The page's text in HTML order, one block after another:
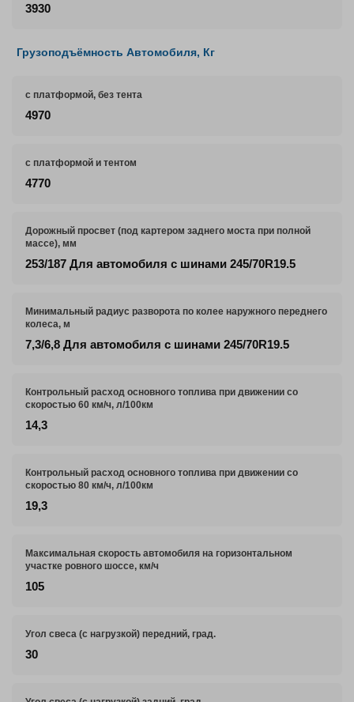
3930
Грузоподъёмность Автомобиля, Кг
с платформой, без тента
4970
с платформой и тентом
4770
Дорожный просвет (под картером заднего моста при полной
массе), мм
253/187 Для автомобиля с шинами 245/70R19.5
Минимальный радиус разворота по колее наружного переднего
колеса, м
7,3/6,8 Для автомобиля с шинами 245/70R19.5
Контрольный расход основного топлива при движении со
скоростью 60 км/ч, л/100км
14,3
Контрольный расход основного топлива при движении со
скоростью 80 км/ч, л/100км
19,3
Максимальная скорость автомобиля на горизонтальном
участке ровного шоссе, км/ч
105
Угол свеса (с нагрузкой) передний, град.
30